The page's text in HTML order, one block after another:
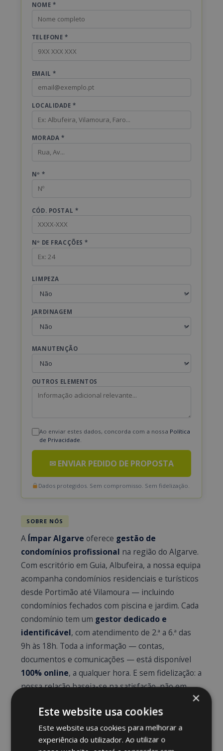
SOBRE NÓS
A Ímpar Algarve oferece gestão de
condomínios profissional na região do Algarve.
Com escritório em Guia, Albufeira, a nossa equipa
acompanha condomínios residenciais e turísticos
desde Portimão até Vilamoura — incluindo
condomínios fechados com piscina e jardim. Cada
condomínio tem um gestor dedicado e
identificável, com atendimento de 2.ª a 6.ª das
9h às 18h. Toda a informação — contas,
documentos e comunicações — está disponível
100% online, a qualquer hora. E sem fidelização: a
nossa relação baseia-se na satisfação, não em
Os nossos serviços
NOME *
TELEFONE *
EMAIL *
LOCALIDADE *
MORADA *
Nº *
CÓD. POSTAL *
Nº DE FRACÇÕES *
LIMPEZA
JARDINAGEM
MANUTENÇÃO
OUTROS ELEMENTOS
Ao enviar estes dados, concorda com a nossa Política
de Privacidade.
✉ ENVIAR PEDIDO DE PROPOSTA
Dados protegidos. Sem compromisso. Sem fidelização.
×
Este website usa cookies
Este website usa cookies para melhorar a
experiência do utilizador. Ao utilizar o